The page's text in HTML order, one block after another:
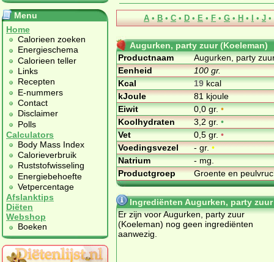
Menu
Home
Calorieen zoeken
Energieschema
Calorieen teller
Links
Recepten
E-nummers
Contact
Disclaimer
Polls
Calculators
Body Mass Index
Calorieverbruik
Ruststofwisseling
Energiebehoefte
Vetpercentage
Afslanktips
Diëten
Webshop
Boeken
A • B • C • D • E • F • G • H • I • J •
Augurken, party zuur (Koeleman)
Productnaam
Augurken, party
Eenheid
100 gr.
Kcal
19kcal
kJoule
81 kjoule
Eiwit
0,0 gr.•
Koolhydraten
3,2 gr.•
Vet
0,5 gr.•
Voedingsvezel
- gr.•
Natrium
- mg.
Productgroep
Groente en
Ingrediënten Augurken, party
Er zijn voor Augurken, party zuur
(Koeleman) nog geen ingrediënten
aanwezig.